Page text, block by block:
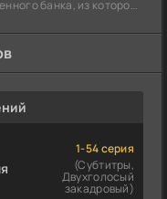
банка, из которого
1-54 серия
(Субтитры,
Двухголосый
закадровый)